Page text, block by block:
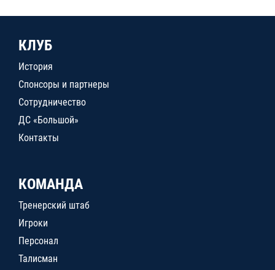
КЛУБ
История
Спонсоры и партнеры
Сотрудничество
ДС «Большой»
Контакты
КОМАНДА
Тренерский штаб
Игроки
Персонал
Талисман